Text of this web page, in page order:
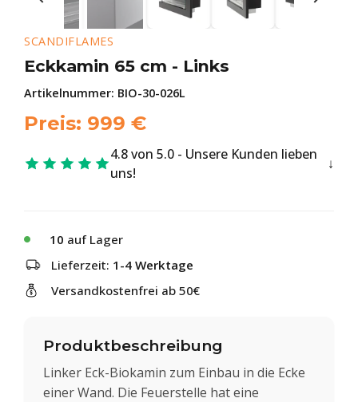
SCANDIFLAMES
Eckkamin 65 cm - Links
Artikelnummer: BIO-30-026L
Preis: 999 €
4.8 von 5.0 - Unsere Kunden lieben
uns!
10 auf Lager
Lieferzeit: 1-4 Werktage
Versandkostenfrei ab 50€
Produktbeschreibung
Linker Eck-Biokamin zum Einbau in die Ecke
einer Wand. Die Feuerstelle hat eine